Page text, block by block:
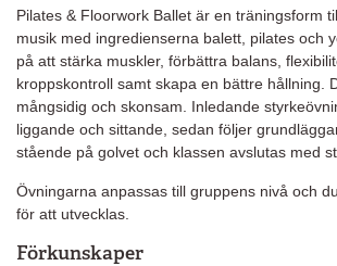
Pilates & Floorwork Ballet är en träningsform
musik med ingredienserna balett, pilates och
på att stärka muskler, förbättra balans,
kroppskontroll samt skapa en bättre hållning.
mångsidig och skonsam. Inledande
liggande och sittande, sedan följer
stående på golvet och klassen avslutas med
Övningarna anpassas till gruppens nivå och
för att utvecklas.
Förkunskaper